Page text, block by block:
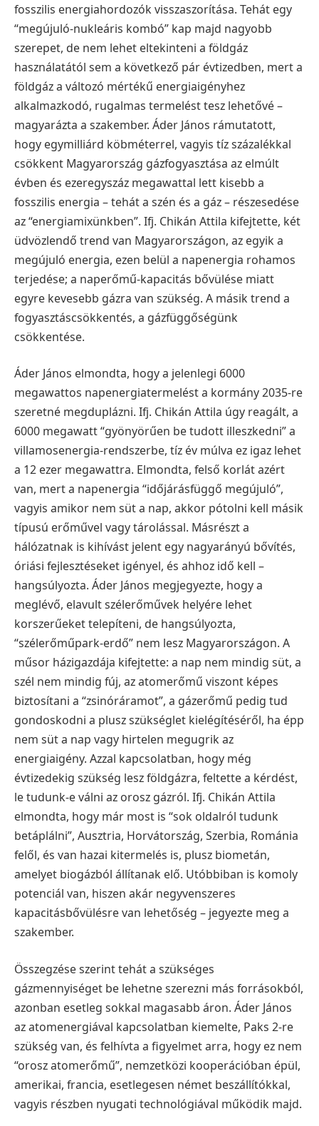
fosszilis energiahordozók visszaszorítása. Tehát egy
“megújuló-nukleáris kombó” kap majd nagyobb
szerepet, de nem lehet eltekinteni a földgáz
használatától sem a következő pár évtizedben, mert a
földgáz a változó mértékű energiaigényhez
alkalmazkodó, rugalmas termelést tesz lehetővé –
magyarázta a szakember. Áder János rámutatott,
hogy egymilliárd köbméterrel, vagyis tíz százalékkal
csökkent Magyarország gázfogyasztása az elmúlt
évben és ezeregyszáz megawattal lett kisebb a
fosszilis energia – tehát a szén és a gáz – részesedése
az “energiamixünkben”. Ifj. Chikán Attila kifejtette, két
üdvözlendő trend van Magyarországon, az egyik a
megújuló energia, ezen belül a napenergia rohamos
terjedése; a naperőmű-kapacitás bővülése miatt
egyre kevesebb gázra van szükség. A másik trend a
fogyasztáscsökkentés, a gázfüggőségünk
csökkentése.
Áder János elmondta, hogy a jelenlegi 6000
megawattos napenergiatermelést a kormány 2035-re
szeretné megduplázni. Ifj. Chikán Attila úgy reagált, a
6000 megawatt “gyönyörűen be tudott illeszkedni” a
villamosenergia-rendszerbe, tíz év múlva ez igaz lehet
a 12 ezer megawattra. Elmondta, felső korlát azért
van, mert a napenergia “időjárásfüggő megújuló”,
vagyis amikor nem süt a nap, akkor pótolni kell másik
típusú erőművel vagy tárolással. Másrészt a
hálózatnak is kihívást jelent egy nagyarányú bővítés,
óriási fejlesztéseket igényel, és ahhoz idő kell –
hangsúlyozta. Áder János megjegyezte, hogy a
meglévő, elavult szélerőművek helyére lehet
korszerűeket telepíteni, de hangsúlyozta,
“szélerőműpark-erdő” nem lesz Magyarországon. A
műsor házigazdája kifejtette: a nap nem mindig süt, a
szél nem mindig fúj, az atomerőmű viszont képes
biztosítani a “zsinóráramot”, a gázerőmű pedig tud
gondoskodni a plusz szükséglet kielégítéséről, ha épp
nem süt a nap vagy hirtelen megugrik az
energiaigény. Azzal kapcsolatban, hogy még
évtizedekig szükség lesz földgázra, feltette a kérdést,
le tudunk-e válni az orosz gázról. Ifj. Chikán Attila
elmondta, hogy már most is “sok oldalról tudunk
betáplálni”, Ausztria, Horvátország, Szerbia, Románia
felől, és van hazai kitermelés is, plusz biometán,
amelyet biogázból állítanak elő. Utóbbiban is komoly
potenciál van, hiszen akár negyvenszeres
kapacitásbővülésre van lehetőség – jegyezte meg a
szakember.
Összegzése szerint tehát a szükséges
gázmennyiséget be lehetne szerezni más forrásokból,
azonban esetleg sokkal magasabb áron. Áder János
az atomenergiával kapcsolatban kiemelte, Paks 2-re
szükség van, és felhívta a figyelmet arra, hogy ez nem
“orosz atomerőmű”, nemzetközi kooperációban épül,
amerikai, francia, esetlegesen német beszállítókkal,
vagyis részben nyugati technológiával működik majd.